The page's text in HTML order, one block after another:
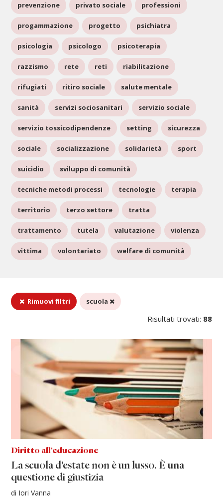
prevenzione privato sociale professioni
progammazione progetto psichiatra
psicologia psicologo psicoterapia
razzismo rete reti riabilitazione
rifugiati ritiro sociale salute mentale
sanità servizi sociosanitari servizio sociale
servizio tossicodipendenze setting sicurezza
sociale socializzazione solidarietà sport
suicidio sviluppo di comunità
tecniche metodi processi tecnologie terapia
territorio terzo settore tratta
trattamento tutela valutazione violenza
vittima volontariato welfare di comunità
Rimuovi filtri scuola
Risultati trovati: 88
Diritto all'educazione
La scuola d'estate non è un lusso. È una
questione di giustizia
di Iori Vanna